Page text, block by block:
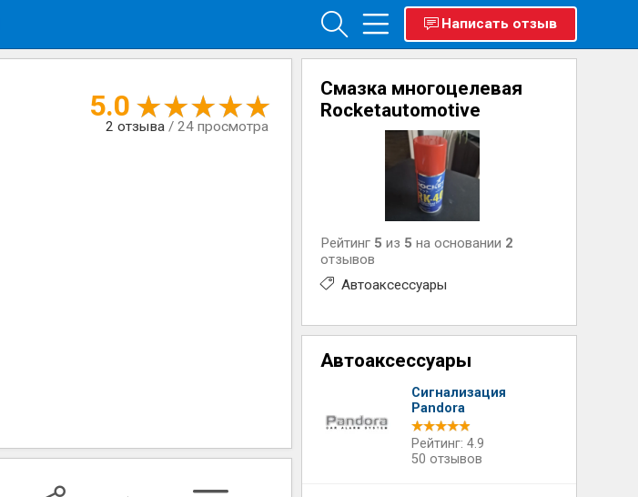
Написать отзыв
5.0
2 отзыва/ 24 просмотра
Смазка многоцелевая
Rocketautomotive
Рейтинг 5 из 5 на основании 2
отзывов
Автоаксессуары
Автоаксессуары
Сигнализация
Pandora
Рейтинг: 4.9
50 отзывов